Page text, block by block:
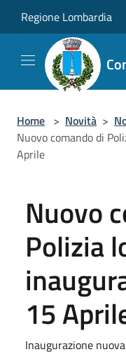
Regione Lombardia
Home > Novità >
Nuovo comando di
Aprile
Nuovo
Polizia
15
Inaugurazione